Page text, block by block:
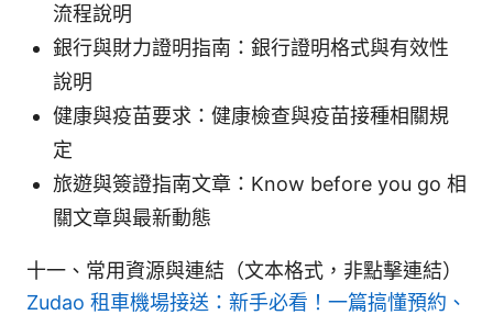
流程說明
銀行與財力證明指南：銀行證明格式與有效性
說明
健康與疫苗要求：健康檢查與疫苗接種相關規
定
旅遊與簽證指南文章：Know before you go 相
關文章與最新動態
十一、常用資源與連結（文本格式，非點擊連結）
Zudao 租車機場接送：新手必看！一篇搞懂預約、